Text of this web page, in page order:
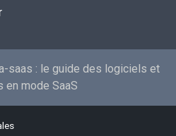
saas : le guide des logiciels et
en mode SaaS